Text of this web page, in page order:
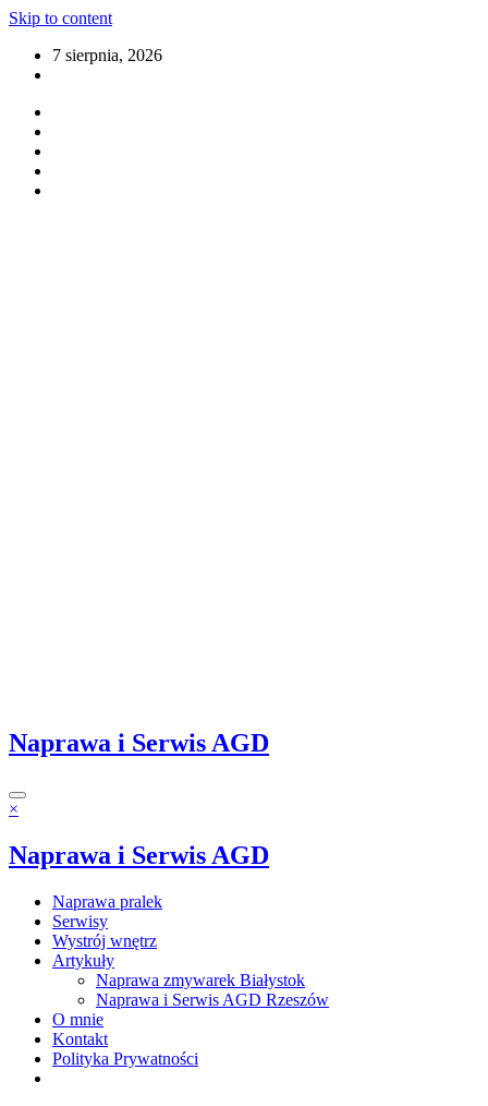
Skip to content
7 sierpnia, 2026
Naprawa i Serwis AGD
×
Naprawa i Serwis AGD
Naprawa pralek
Serwisy
Wystrój wnętrz
Artykuły
Naprawa zmywarek Białystok
Naprawa i Serwis AGD Rzeszów
O mnie
Kontakt
Polityka Prywatności